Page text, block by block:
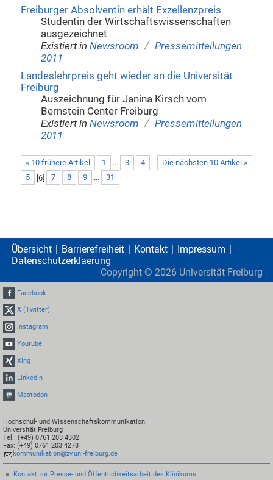
Freiburger Absolventin erhält Exzellenzpreis
Studentin der Wirtschaftswissenschaften
ausgezeichnet
Existiert in Newsroom / Pressemitteilungen
2011
Landeslehrpreis geht wieder an die Universität
Freiburg
Auszeichnung für Janina Kirsch vom
Bernstein Center Freiburg
Existiert in Newsroom / Pressemitteilungen
2011
« 10 frühere Artikel Die nächsten 10 Artikel »
1 ... 3
4
5
[6] 7 8 9 ... 31
Übersicht Barrierefreiheit Kontakt
Impressum
Datenschutzerklaerung
Copyright © 2026 Universität Freiburg
Facebook
X (Twitter)
Instagram
Youtube
Xing
LinkedIn
Mastodon
Hochschul- und Wissenschaftskommunikation
Universität Freiburg
Tel.: (+49) 0761 203 4302
Fax: (+49) 0761 203 4278
kommunikation@zv.uni-freiburg.de
Kontakt zur Presse- und Öffentlichkeitsarbeit des Klinikums